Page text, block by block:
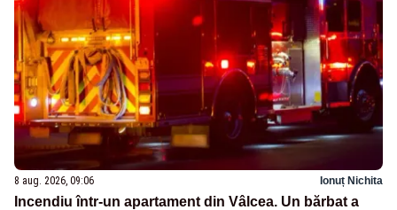
8 aug. 2026, 09:06 Ionuț Nichita
Incendiu într-un apartament din Vâlcea. Un bărbat a